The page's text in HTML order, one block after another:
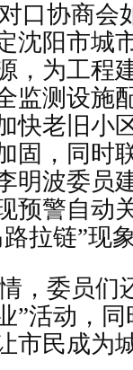
口协商会
沈阳市城
，为工程
监测设施
快老旧小
固，同时
明波委员
预警自动
拉链”现
，委员们
”活动，
市民成为